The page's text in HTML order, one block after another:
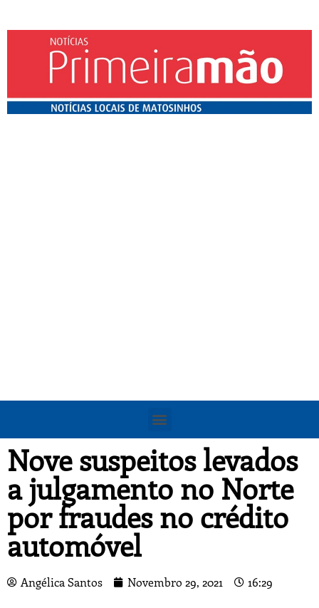
Nove suspeitos levados
a julgamento no Norte
por fraudes no crédito
automóvel
Angélica Santos Novembro 29, 2021 16:29